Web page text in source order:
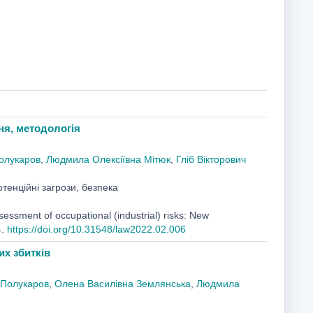
методологія
, Людмила Олексіївна Мітюк, Гліб Вікторович
загрози, безпека
of occupational (industrial) risks: New
https://doi.org/10.31548/law2022.02.006
збитків
, Олена Василівна Землянська Людмила